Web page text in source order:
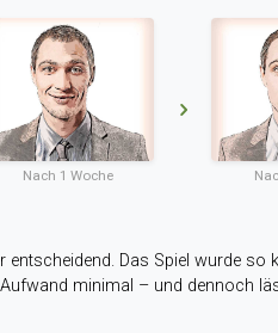
Nach 1 Woche
entscheidend. Das Spiel wurde
minimal – und dennoch